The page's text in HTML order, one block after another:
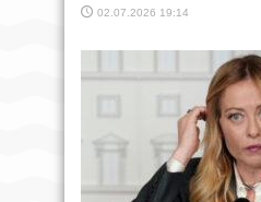
02.07.2026 19:14